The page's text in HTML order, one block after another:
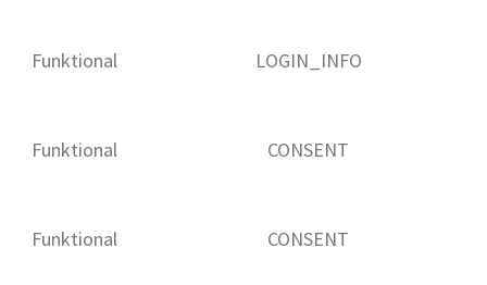
Funktional LOGIN_INFO
Funktional CONSENT
Funktional CONSENT